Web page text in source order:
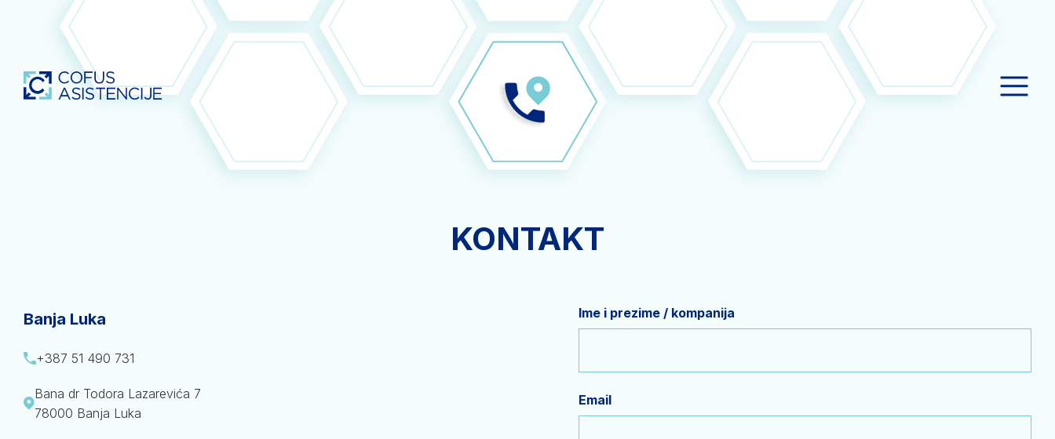
KONTAKT
Banja Luka
+387 51 490 731
Bana dr Todora Lazarevića 7
78000 Banja Luka
Ime i prezime / kompanija
Email